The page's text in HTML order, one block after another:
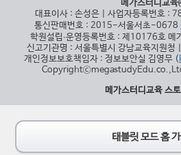
메가스터디교육
대표이사 : 손성은 | 사업자등록번호
통신판매번호 : 2015-서울서초-0678
학원설립∙운영등록번호 : 제10176호 메
신고기관명 : 서울특별시 강남교육지원청
개인정보보호책임자 : 정보보안실 김영무 (
메가스터디교육 스토
태블릿 모드 홈